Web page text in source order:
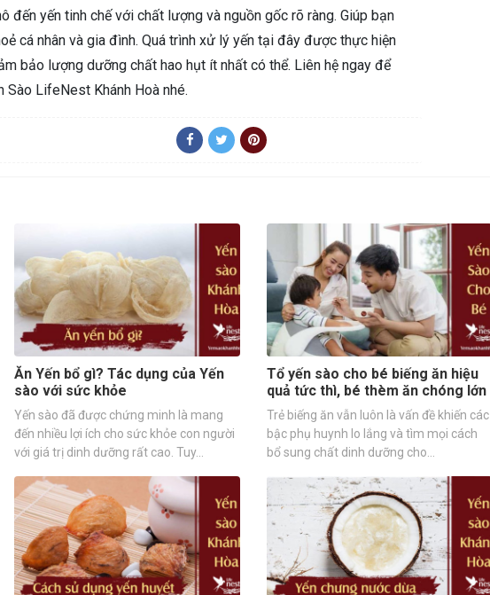
đến yến tinh chế với chất lượng và nguồn gốc rõ ràng. Giúp bạn
cá nhân và gia đình. Quá trình xử lý yến tại đây được thực hiện
bảo lượng dưỡng chất hao hụt ít nhất có thể. Liên hệ ngay để
LifeNest Khánh Hoà nhé.
Ăn Yến bổ gì? Tác dụng của Yến
sào với sức khỏe
Yến sào đã được chứng minh là mang
đến nhiều lợi ích cho sức khỏe con người
với giá trị dinh dưỡng rất cao. Tuy…
Tổ yến sào cho bé biếng ăn hiệu
quả tức thì, bé thèm ăn chóng lớn
Trẻ biếng ăn vẫn luôn là vấn đề khiến các
bậc phụ huynh lo lắng và tìm mọi cách
bổ sung chất dinh dưỡng cho…